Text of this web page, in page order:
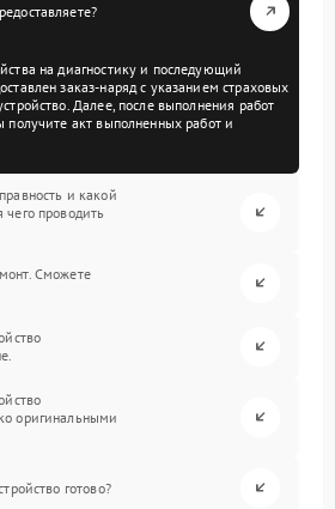
на диагностику и последующий
заказ-наряд с указанием страховых
Далее, после выполнения работ
получите акт выполненных работ и
и какой
проводить
Сможете
оригинальными
готово?